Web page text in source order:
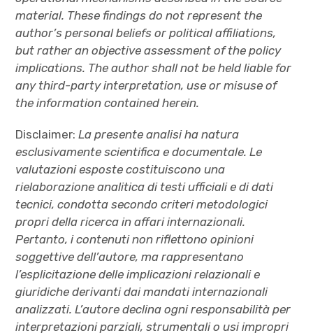
material. These findings do not represent the
author’s personal beliefs or political affiliations,
but rather an objective assessment of the policy
implications. The author shall not be held liable for
any third-party interpretation, use or misuse of
the information contained herein.
Disclaimer:La presente analisi ha natura
esclusivamente scientifica e documentale. Le
valutazioni esposte costituiscono una
rielaborazione analitica di testi ufficiali e di dati
tecnici, condotta secondo criteri metodologici
propri della ricerca in affari internazionali.
Pertanto, i contenuti non riflettono opinioni
soggettive dell’autore, ma rappresentano
l’esplicitazione delle implicazioni relazionali e
giuridiche derivanti dai mandati internazionali
analizzati. L’autore declina ogni responsabilità per
interpretazioni parziali, strumentali o usi impropri